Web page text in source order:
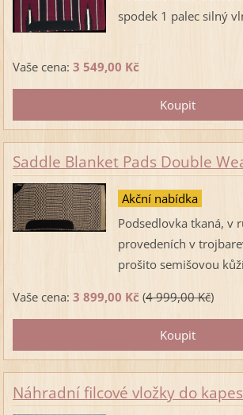
spodek 1 palec silný
Vaše cena: 3 549,00 Kč
Saddle Blanket Pads Double
Akční nabídka
Podsedlovka tkaná, v
provedeních v
prošito semišovou
Vaše cena: 3 899,00 Kč (4 999,00 Kč)
Náhradní filcové vložky do